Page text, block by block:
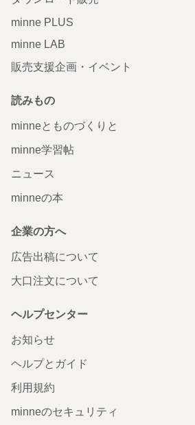
minne PLUS
minne LAB
販売支援企画・イベント
読みもの
minneとものづくりと
minne学習帖
ニュース
minneの本
企業の方へ
広告出稿について
大口注文について
ヘルプセンター
お知らせ
ヘルプとガイド
利用規約
minneのセキュリティ